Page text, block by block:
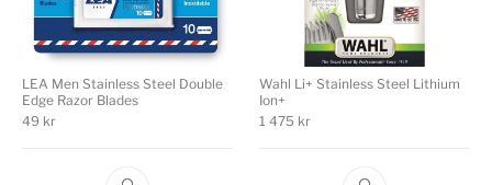
LEA Men Stainless Steel Double
Edge Razor Blades
49 kr
Wahl Li+ Stainless Steel Lithium
Ion+
1 475 kr